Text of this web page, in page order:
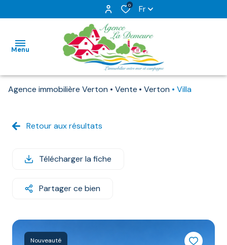
0 Fr
Menu
NOS
NOS
ESTIMATION
NOTRE
AGENCE
Agence immobilière Verton Vente Verton Villa
Retour aux résultats
Télécharger la fiche
Partager ce bien
Nouveauté